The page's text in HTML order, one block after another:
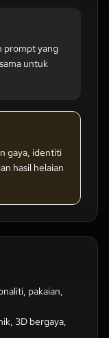
prompt yang
untuk
gaya, identiti
hasil helaian
pakaian,
3D bergaya,